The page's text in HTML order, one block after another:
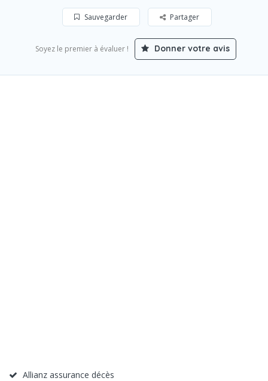
Sauvegarder Partager
Soyez le premier à évaluer ! Donner votre avis
Allianz assurance décès